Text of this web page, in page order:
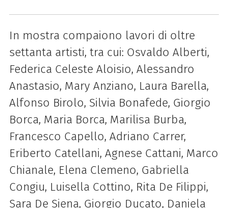
In mostra compaiono lavori di oltre
settanta artisti, tra cui: Osvaldo Alberti,
Federica Celeste Aloisio, Alessandro
Anastasio, Mary Anziano, Laura Barella,
Alfonso Birolo, Silvia Bonafede, Giorgio
Borca, Maria Borca, Marilisa Burba,
Francesco Capello, Adriano Carrer,
Eriberto Catellani, Agnese Cattani, Marco
Chianale, Elena Clemeno, Gabriella
Congiu, Luisella Cottino, Rita De Filippi,
Sara De Siena, Giorgio Ducato, Daniela